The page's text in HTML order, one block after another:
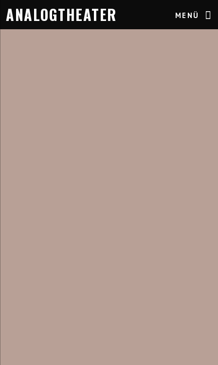
ANALOGTHEATER MENÜ